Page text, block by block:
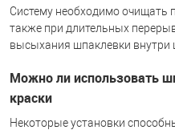
Систему необходимо очищать
также при длительных
высыхания шпаклевки внутри
Можно ли использовать
краски
Некоторые установки